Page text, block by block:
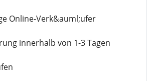
Online-Verk&auml;ufer
innerhalb von 1-3 Tagen